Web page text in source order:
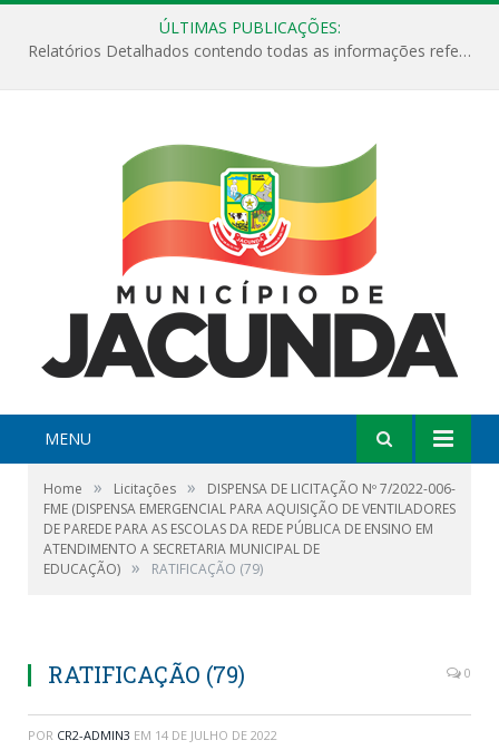
ÚLTIMAS PUBLICAÇÕES:
Relatórios Detalhados contendo todas as informações referentes a execução de recursos destinados ao fomento de projetos culturais no Município de Jacundá entre os anos de 2022 ao presente ano de 2026.
MENU
Home » Licitações »
DISPENSA DE LICITAÇÃO Nº 7/2022-006-
FME (DISPENSA EMERGENCIAL PARA AQUISIÇÃO DE VENTILADORES
DE PAREDE PARA AS ESCOLAS DA REDE PÚBLICA DE ENSINO EM
ATENDIMENTO A SECRETARIA MUNICIPAL DE
EDUCAÇÃO) » RATIFICAÇÃO (79)
RATIFICAÇÃO (79) 0
POR CR2-ADMIN3 EM 14 DE JULHO DE 2022